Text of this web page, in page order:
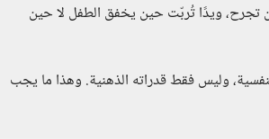
تجرح، ويدًا تُربّت حين يخفق الطفل لا حين
وليس فقط قدراته الذهنية. وهذا ما يجب